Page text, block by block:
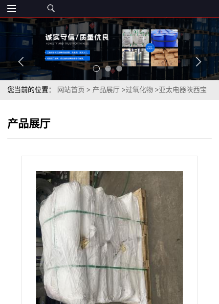
您当前的位置： 网站首页 > 产品展厅 >过氧化物 >亚太电器陕西宝
产品展厅